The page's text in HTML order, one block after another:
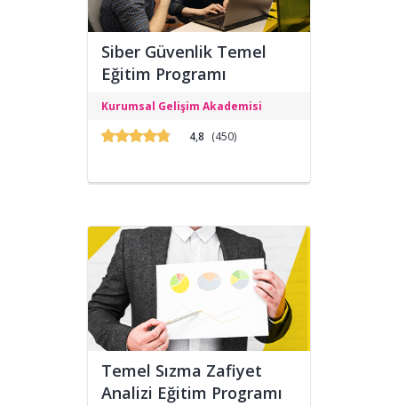
Siber Güvenlik Temel
Eğitim Programı
Uzmanı yetiştirmektir.
Kurumsal Gelişim Akademisi
4,8 (450)
Temel Sızma Zafiyet
Analizi Eğitim Programı